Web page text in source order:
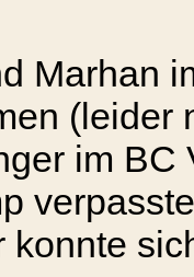
Marhan
(leider
im
konnte